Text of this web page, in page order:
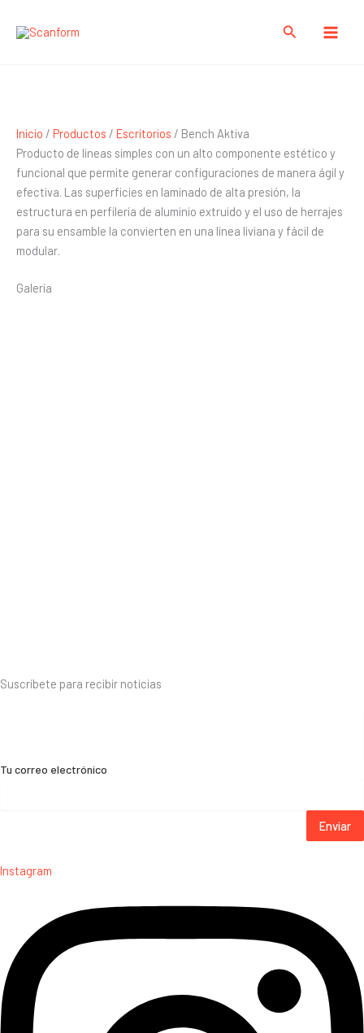
Buscar
Inicio / Productos / Escritorios / Bench Aktiva
Producto de líneas simples con un alto componente estético y
funcional que permite generar configuraciones de manera ágil y
efectiva. Las superficies en laminado de alta presión, la
estructura en perfilería de aluminio extruido y el uso de herrajes
para su ensamble la convierten en una línea liviana y fácil de
modular.
Galería
Suscríbete para recibir noticias
Tu correo electrónico
Enviar
Instagram